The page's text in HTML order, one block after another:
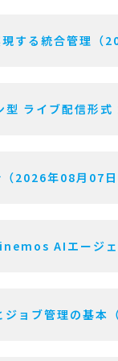
する統合管理（
型 ライブ配信形
2026年08月07日
AIエージェ
ョブ管理の基本